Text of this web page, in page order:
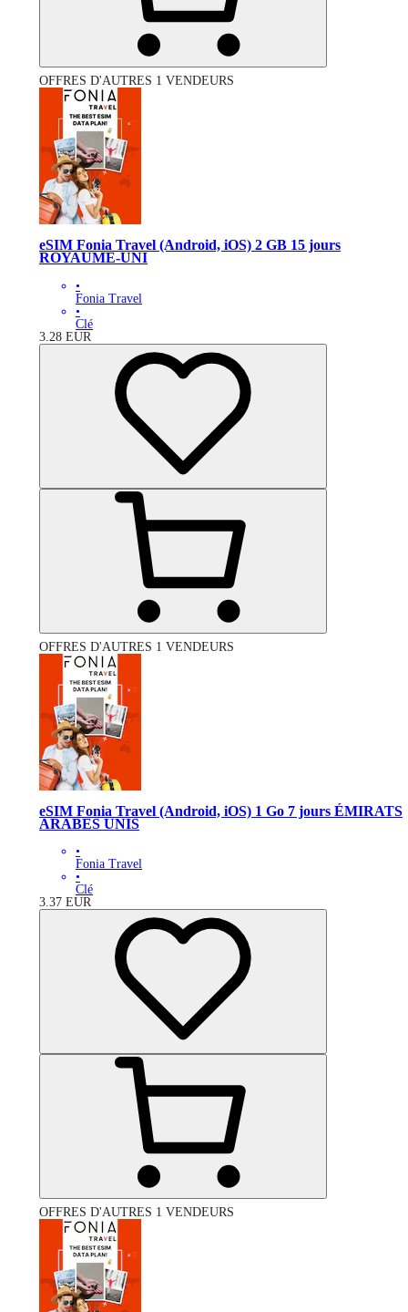
OFFRES D'AUTRES 1 VENDEURS
eSIM Fonia Travel (Android, iOS) 2 GB 15 jours
ROYAUME-UNI
•
Fonia Travel
•
Clé
3.28 EUR
OFFRES D'AUTRES 1 VENDEURS
eSIM Fonia Travel (Android, iOS) 1 Go 7 jours ÉMIRATS
ARABES UNIS
•
Fonia Travel
•
Clé
3.37 EUR
OFFRES D'AUTRES 1 VENDEURS